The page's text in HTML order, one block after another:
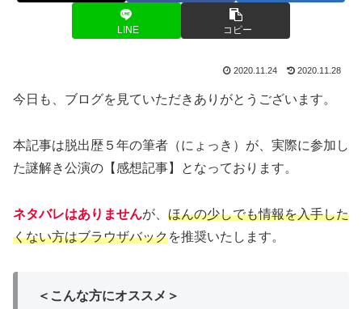
LINE コピー
2020.11.24 2020.11.28
今日も、ブログを見ていただきありがとうございます。
本記事は脱出歴５年の筆者（にょっき）が、実際に参加し
た謎解き公演の【感想記事】となっております。
ネタバレはありませんが、 ほんの少しでも情報を入手した
くない方はブラウザバックを推奨いたします。
＜こんな方にオススメ＞